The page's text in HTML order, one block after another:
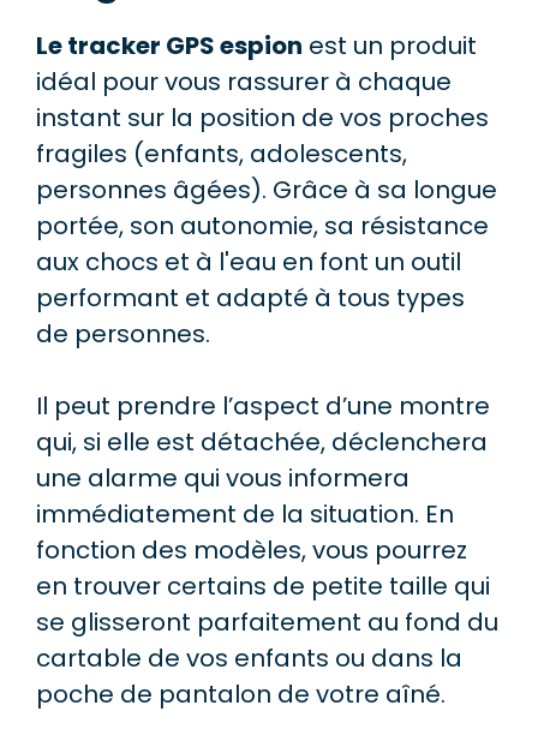
Le tracker GPS espion est un produit
idéal pour vous rassurer à chaque
instant sur la position de vos proches
fragiles (enfants, adolescents,
personnes âgées). Grâce à sa longue
portée, son autonomie, sa résistance
aux chocs et à l'eau en font un outil
performant et adapté à tous types
de personnes.
Il peut prendre l’aspect d’une montre
qui, si elle est détachée, déclenchera
une alarme qui vous informera
immédiatement de la situation. En
fonction des modèles, vous pourrez
en trouver certains de petite taille qui
se glisseront parfaitement au fond du
cartable de vos enfants ou dans la
poche de pantalon de votre aîné.